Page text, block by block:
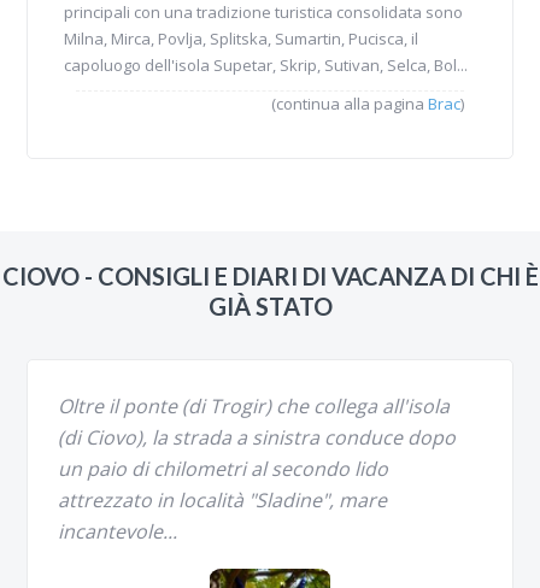
principali con una tradizione turistica consolidata sono
Milna, Mirca, Povlja, Splitska, Sumartin, Pucisca, il
capoluogo dell'isola Supetar, Skrip, Sutivan, Selca, Bol...
(continua alla pagina Brac)
CIOVO - CONSIGLI E DIARI DI VACANZA DI CHI È
GIÀ STATO
Oltre il ponte (di Trogir) che collega all'isola
(di Ciovo), la strada a sinistra conduce dopo
un paio di chilometri al secondo lido
attrezzato in località "Sladine", mare
incantevole...